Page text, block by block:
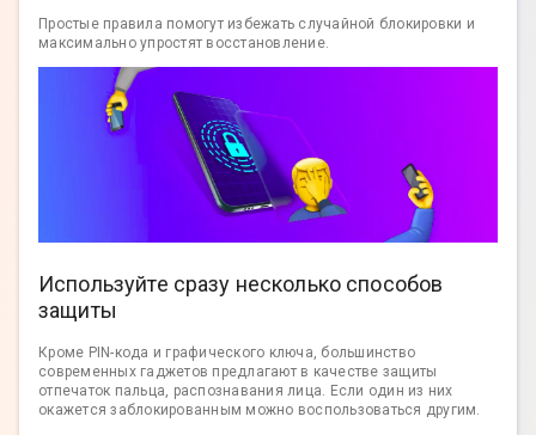
Простые правила помогут избежать случайной блокировки и
максимально упростят восстановление.
Используйте сразу несколько способов
защиты
Кроме PIN-кода и графического ключа, большинство
современных гаджетов предлагают в качестве защиты
отпечаток пальца, распознавания лица. Если один из них
окажется заблокированным можно воспользоваться другим.